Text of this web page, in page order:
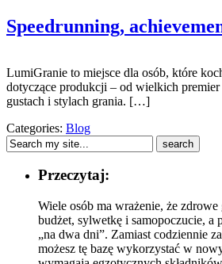
Speedrunning,
LumiGranie to miejsce dla osób, które
dotyczące produkcji – od wielkich
gustach i stylach grania. […]
Categories: Blog
Przeczytaj:
Wiele osób ma wrażenie, że
budżet, sylwetkę i samopoczucie,
„na dwa dni”. Zamiast codziennie
możesz tę bazę wykorzystać w